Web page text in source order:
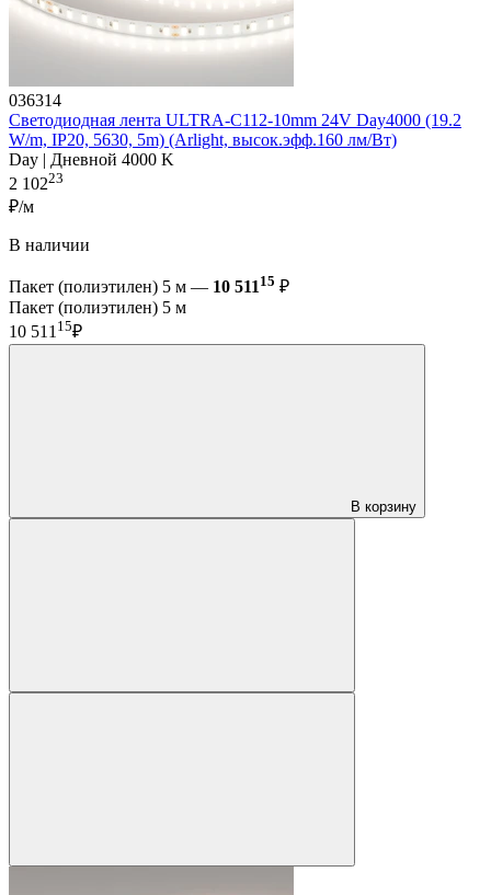
036314
Светодиодная лента ULTRA-C112-10mm 24V Day4000 (19.2
W/m, IP20, 5630, 5m) (Arlight, высок.эфф.160 лм/Вт)
Day | Дневной 4000 K
2 10223
₽/м
В наличии
Пакет (полиэтилен) 5 м — 10 51115 ₽
Пакет (полиэтилен) 5 м
10 51115₽
В корзину